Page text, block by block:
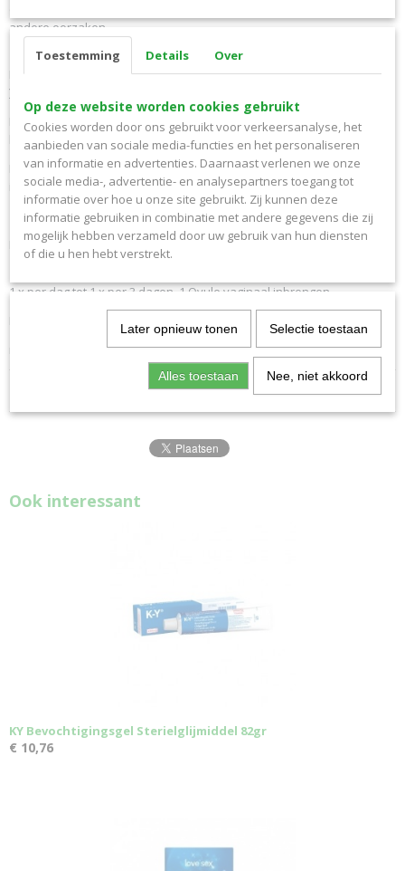
andere oorzaken
Samenstelling ( =gewijzigd )
De Premeno
bestond uit Hyaluronzuur,Natiumlactaat( melkzuur
) en kokosvet.
De duo werking was de lage pH door het melkzuur en de
hyaluronzuur voor de droogheid.
Echter zorgde de lage pH bij een aantal vrouwen voor irritatie daarom
is Natriumlactaat ( melkzuur ) vervangen door devitamine A en E
NIEUWE samenstelling:
Hyaluronzuur , kokosvet en vitamine A en E.
1 x per dag tot 1 x per 3 dagen. 1 Ovule vaginaal inbrengen
Lees voor gebruik de bijsluiter.
https://premeno.nl/
Ook interessant
KY Bevochtigingsgel Sterielglijmiddel 82gr
€ 10,76
Toestemming Details Over
Op deze website worden cookies gebruikt
Cookies worden door ons gebruikt voor verkeersanalyse, het
aanbieden van sociale media-functies en het personaliseren
van informatie en advertenties. Daarnaast verlenen we onze
sociale media-, advertentie- en analysepartners toegang tot
informatie over hoe u onze site gebruikt. Zij kunnen deze
informatie gebruiken in combinatie met andere gegevens die zij
mogelijk hebben verzameld door uw gebruik van hun diensten
of die u hen hebt verstrekt.
Later opnieuw tonen Selectie toestaan
Alles toestaan Nee, niet akkoord